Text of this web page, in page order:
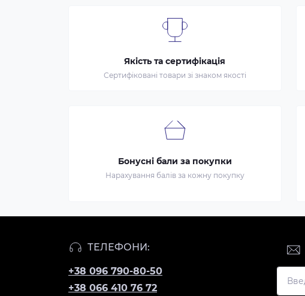
Якість та сертифікація
Сертифіковані товари зі знаком якості
Бонусні бали за покупки
Нарахування балів за кожну покупку
ТЕЛЕФОНИ:
+38 096 790-80-50
+38 066 410 76 72